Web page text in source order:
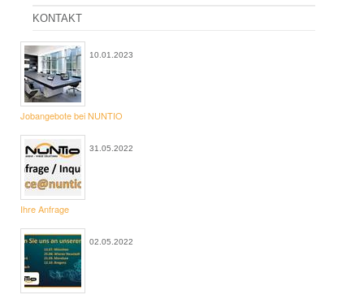
KONTAKT
Jobangebote bei NUNTIO
10.01.2023
Ihre Anfrage
31.05.2022
02.05.2022